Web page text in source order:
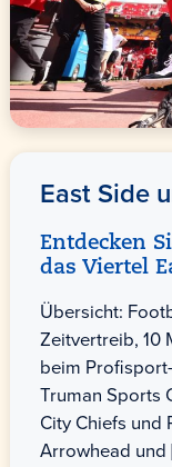
East Side
Entdecken
das Viertel
Übersicht:
Zeitvertreib, 10
beim
Truman Sports
City Chiefs und
Arrowhead und